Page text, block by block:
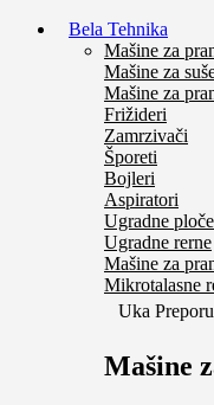
Bela Tehnika
Mašine za
Mašine za
Mašine za
Frižideri
Zamrzivači
Šporeti
Bojleri
Aspiratori
Ugradne ploče
Ugradne rerne
Mašine za
Mikrotalasne
Uka
Mašine